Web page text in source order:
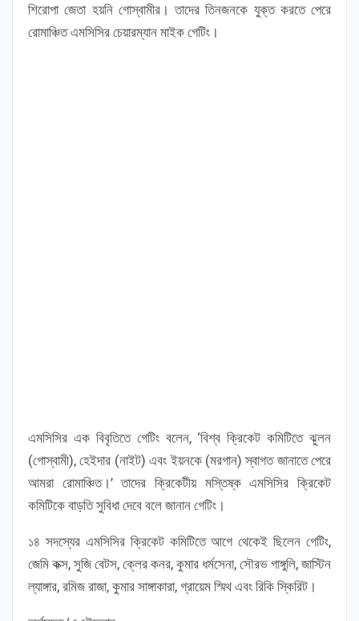
শিরোপা জেতা হয়নি গোস্বামীর। তাদের তিনজনকে যুক্ত করতে পেরে
রোমাঞ্চিত এমসিসির চেয়ারম্যান মাইক গেটিং।
এমসিসির এক বিবৃতিতে গেটিং বলেন, ‘বিশ্ব ক্রিকেট কমিটিতে ঝুলন
(গোস্বামী), হেইদার (নাইট) এবং ইয়নকে (মরগান) স্বাগত জানাতে পেরে
আমরা রোমাঞ্চিত।’ তাদের ক্রিকেটীয় মস্তিষ্ক এমসিসির ক্রিকেট
কমিটিকে বাড়তি সুবিধা দেবে বলে জানান গেটিং।
১৪ সদস্যের এমসিসির ক্রিকেট কমিটিতে আগে থেকেই ছিলেন গেটিং,
জেমি কক্স, সুজি বেটস, ক্লের কনর, কুমার ধর্মসেনা, সৌরভ গাঙ্গুলি, জাস্টিন
ল্যাঙ্গার, রমিজ রাজা, কুমার সাঙ্গাকারা, গ্রায়েম স্মিথ এবং রিকি স্কিরিট।